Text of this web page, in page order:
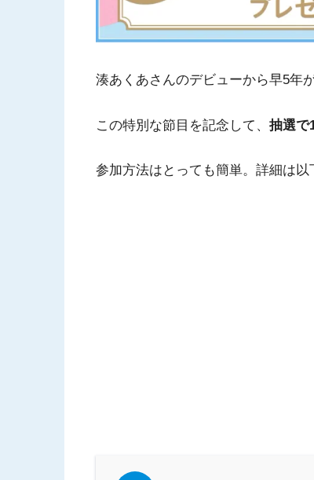
湊あくあさんのデビューから早5年
この特別な節目を記念して、 抽選で
参加方法はとっても簡単。詳細は以